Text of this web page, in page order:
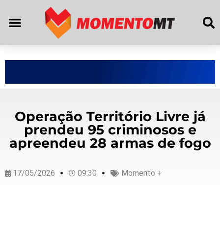
Operação Território Livre já
prendeu 95 criminosos e
apreendeu 28 armas de fogo
17/05/2026 09:30 Momento +